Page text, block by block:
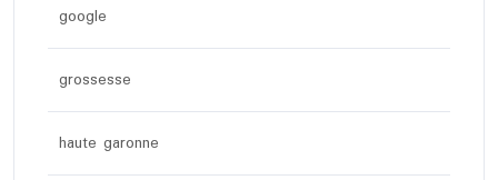
google
grossesse
haute garonne